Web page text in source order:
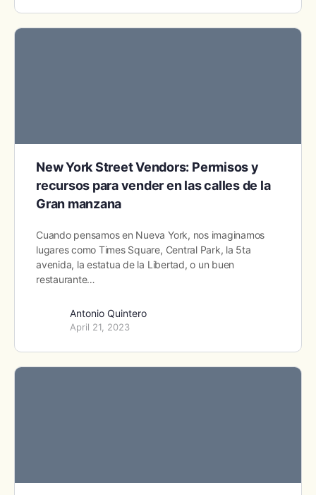
New York Street Vendors: Permisos y
recursos para vender en las calles de la
Gran manzana
Cuando pensamos en Nueva York, nos imaginamos
lugares como Times Square, Central Park, la 5ta
avenida, la estatua de la Libertad, o un buen
restaurante…
Antonio Quintero
April 21, 2023